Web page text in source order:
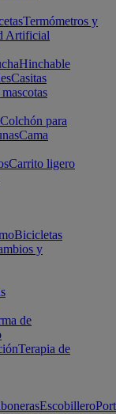
Termómetros y
Artificial
Hinchable
Casitas
Colchón para
Cama
Carrito ligero
Bicicletas
y
de
Terapia de
Escobillero